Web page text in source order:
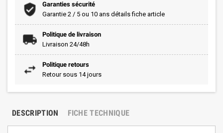
Garanties sécurité
Garantie 2 / 5 ou 10 ans détails fiche article
Politique de livraison
Livraison 24/48h
Politique retours
Retour sous 14 jours
DESCRIPTION FICHE TECHNIQUE